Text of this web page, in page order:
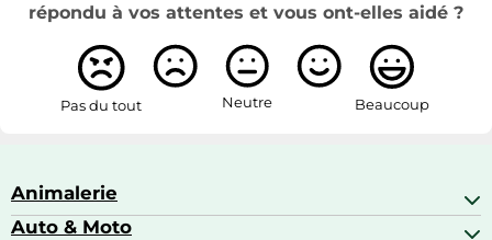
répondu à vos attentes et vous ont-elles aidé ?
Pas du tout Neutre Beaucoup
Animalerie
Abris pour animaux sauvages
Auto & Moto